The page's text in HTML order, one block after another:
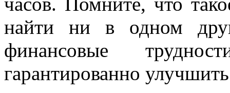
найти ни в одном
финансовые
гарантированно